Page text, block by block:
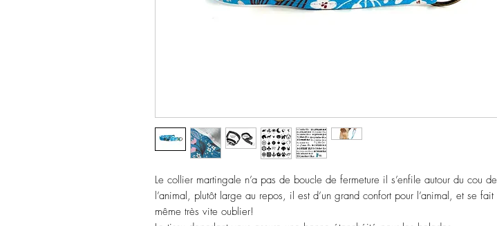
Le collier martingale n’a pas de boucle de fermeture il s’enfile autour du cou de
l’animal, plutôt large au repos, il est d’un grand confort pour l’animal, et se fait
même très vite oublier!